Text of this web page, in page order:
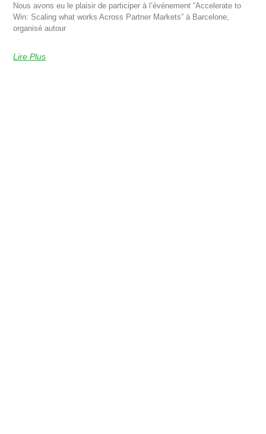
Nous avons eu le plaisir de participer à l’événement “Accelerate to
Win: Scaling what works Across Partner Markets” à Barcelone,
organisé autour
Lire Plus